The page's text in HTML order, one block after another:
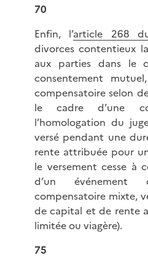
70
Enfin, l’article 268
divorces contentieux
aux parties dans le
consentement
compensatoire selon
le cadre d’une
l’homologation du
versé pendant une
rente attribuée pour
le versement cesse à
d’un événement
compensatoire mixte,
de capital et de rente
limitée ou viagère).
75